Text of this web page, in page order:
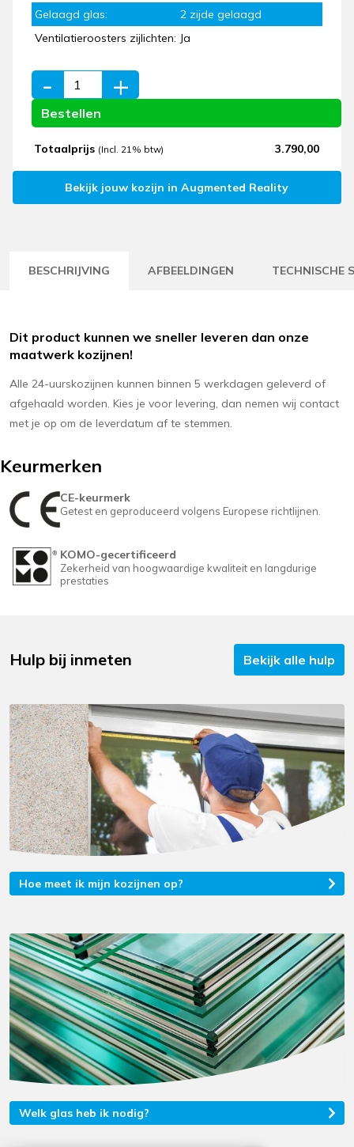
Gelaagd glas:
2 zijde gelaagd
Ventilatieroosters zijlichten: Ja
- +
Totaalprijs (Incl. 21% btw) 3.790,00
Bekijk jouw kozijn in Augmented Reality
BESCHRIJVING AFBEELDINGEN TECHNISCHE
Dit product kunnen we sneller leveren dan onze
maatwerk kozijnen!
Alle 24-uurskozijnen kunnen binnen 5 werkdagen geleverd of
afgehaald worden. Kies je voor levering, dan nemen wij contact
met je op om de leverdatum af te stemmen.
Keurmerken
CE-keurmerk
Getest en geproduceerd volgens Europese richtlijnen.
KOMO-gecertificeerd
Zekerheid van hoogwaardige kwaliteit en langdurige
prestaties
Hulp bij inmeten Bekijk alle hulp
Hoe meet ik mijn kozijnen op?
Welk glas heb ik nodig?